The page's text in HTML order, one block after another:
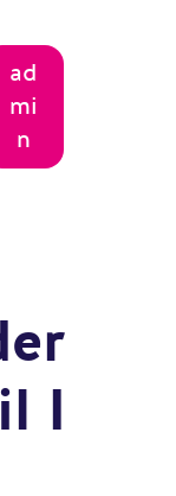
ad
mi
n
I